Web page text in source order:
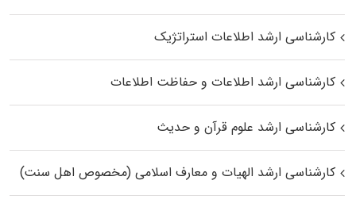
کارشناسی ارشد اطلاعات استراتژیک
کارشناسی ارشد اطلاعات و حفاظت اطلاعات
کارشناسی ارشد علوم قرآن و حدیث
کارشناسی ارشد الهیات و معارف اسلامی (مخصوص اهل سنت)